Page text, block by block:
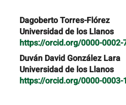
Contenido
principal
del
artículo
Dagoberto Torres-Flórez
Universidad de los Llanos
https://orcid.org/0000-0002-
Duván David González Lara
Universidad de los Llanos
https://orcid.org/0000-0003-